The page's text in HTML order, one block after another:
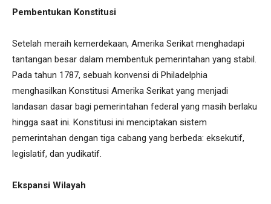
Pembentukan Konstitusi
Setelah meraih kemerdekaan, Amerika Serikat menghadapi
tantangan besar dalam membentuk pemerintahan yang stabil.
Pada tahun 1787, sebuah konvensi di Philadelphia
menghasilkan Konstitusi Amerika Serikat yang menjadi
landasan dasar bagi pemerintahan federal yang masih berlaku
hingga saat ini. Konstitusi ini menciptakan sistem
pemerintahan dengan tiga cabang yang berbeda: eksekutif,
legislatif, dan yudikatif.
Ekspansi Wilayah